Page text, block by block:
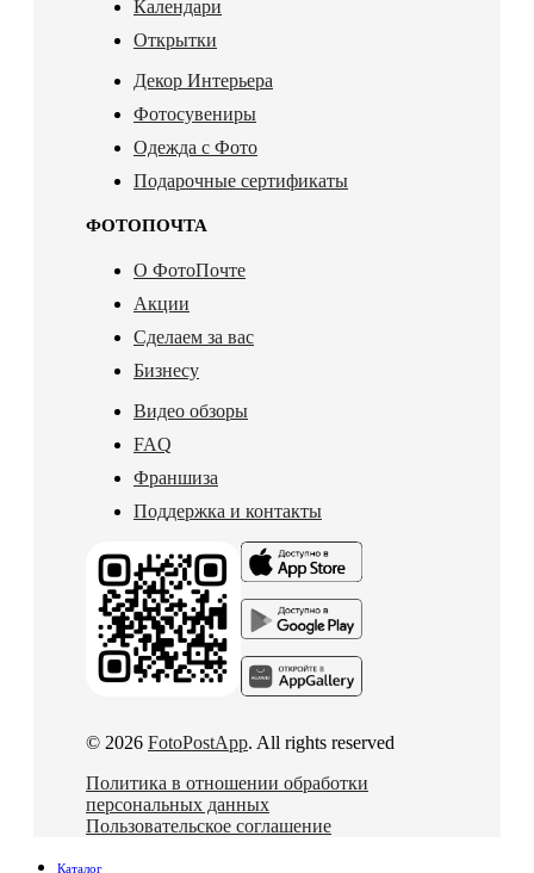
Календари
Открытки
Декор Интерьера
Фотосувениры
Одежда с Фото
Подарочные сертификаты
ФОТОПОЧТА
О ФотоПочте
Акции
Сделаем за вас
Бизнесу
Видео обзоры
FAQ
Франшиза
Поддержка и контакты
© 2026 FotoPostApp. All rights reserved
Политика в отношении обработки
персональных данных
Пользовательское соглашение
Каталог